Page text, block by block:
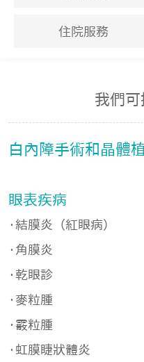
住院服務
我們
白內障手術和晶體
眼表疾病
·結膜炎（紅眼病）
·角膜炎
·乾眼診
·麥粒腫
·霰粒腫
·虹膜睫狀體炎